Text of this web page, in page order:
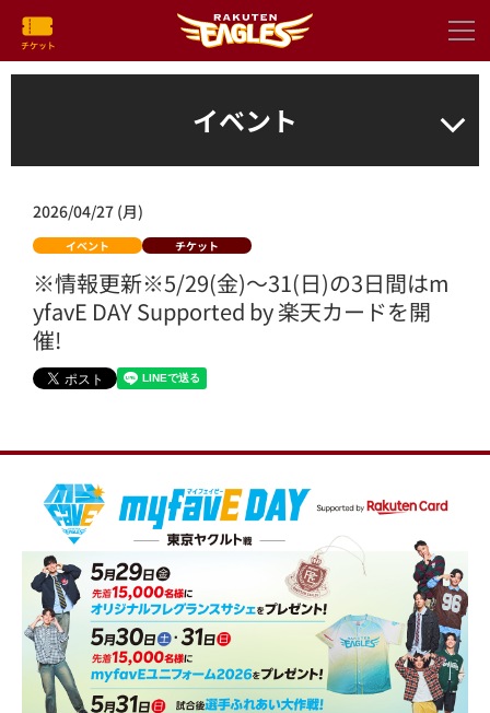
イベント
2026/04/27 (月)
イベント チケット
※情報更新※5/29(金)～31(日)の3日間はm
yfavE DAY Supported by 楽天カードを開
催!